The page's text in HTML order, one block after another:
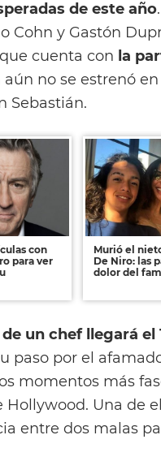
de este año
Cohn y Gastón
cuenta con la
aún no se estrenó
Sebastián.
con
para ver
Murió el
De Niro: las
dolor del
un chef llegará el
paso por el
momentos más
Una de
entre dos malas